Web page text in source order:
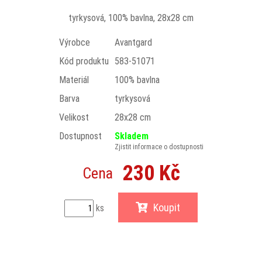
tyrkysová, 100% bavlna, 28x28 cm
Výrobce
Avantgard
Kód produktu
583-51071
Materiál
100% bavlna
Barva
tyrkysová
Velikost
28x28 cm
Dostupnost
Skladem
Zjistit informace o dostupnosti
Cena 230 Kč
ks Koupit